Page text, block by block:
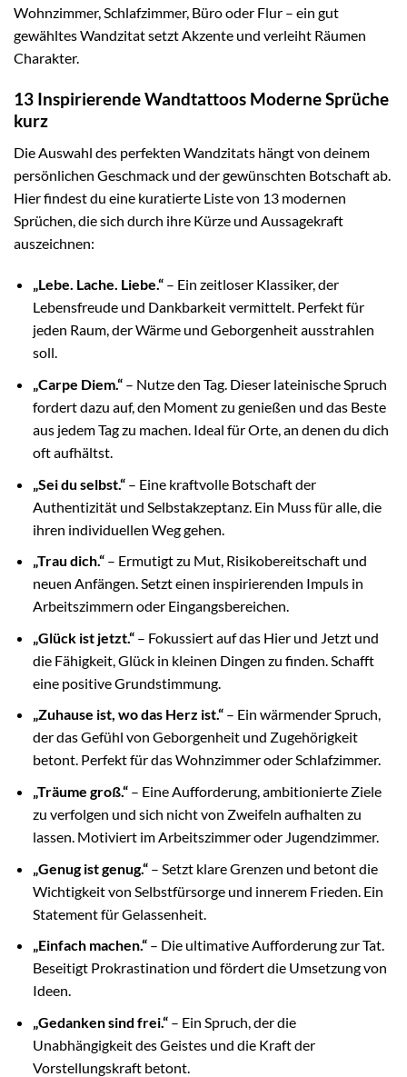
Wohnzimmer, Schlafzimmer, Büro oder Flur – ein gut
gewähltes Wandzitat setzt Akzente und verleiht Räumen
Charakter.
13 Inspirierende Wandtattoos Moderne Sprüche
kurz
Die Auswahl des perfekten Wandzitats hängt von deinem
persönlichen Geschmack und der gewünschten Botschaft ab.
Hier findest du eine kuratierte Liste von 13 modernen
Sprüchen, die sich durch ihre Kürze und Aussagekraft
auszeichnen:
„Lebe. Lache. Liebe.“– Ein zeitloser Klassiker, der
Lebensfreude und Dankbarkeit vermittelt. Perfekt für
jeden Raum, der Wärme und Geborgenheit ausstrahlen
soll.
„Carpe Diem.“– Nutze den Tag. Dieser lateinische Spruch
fordert dazu auf, den Moment zu genießen und das Beste
aus jedem Tag zu machen. Ideal für Orte, an denen du dich
oft aufhältst.
„Sei du selbst.“– Eine kraftvolle Botschaft der
Authentizität und Selbstakzeptanz. Ein Muss für alle, die
ihren individuellen Weg gehen.
„Trau dich.“– Ermutigt zu Mut, Risikobereitschaft und
neuen Anfängen. Setzt einen inspirierenden Impuls in
Arbeitszimmern oder Eingangsbereichen.
„Glück ist jetzt.“– Fokussiert auf das Hier und Jetzt und
die Fähigkeit, Glück in kleinen Dingen zu finden. Schafft
eine positive Grundstimmung.
„Zuhause ist, wo das Herz ist.“– Ein wärmender Spruch,
der das Gefühl von Geborgenheit und Zugehörigkeit
betont. Perfekt für das Wohnzimmer oder Schlafzimmer.
„Träume groß.“– Eine Aufforderung, ambitionierte Ziele
zu verfolgen und sich nicht von Zweifeln aufhalten zu
lassen. Motiviert im Arbeitszimmer oder Jugendzimmer.
„Genug ist genug.“– Setzt klare Grenzen und betont die
Wichtigkeit von Selbstfürsorge und innerem Frieden. Ein
Statement für Gelassenheit.
„Einfach machen.“– Die ultimative Aufforderung zur Tat.
Beseitigt Prokrastination und fördert die Umsetzung von
Ideen.
„Gedanken sind frei.“– Ein Spruch, der die
Unabhängigkeit des Geistes und die Kraft der
Vorstellungskraft betont.